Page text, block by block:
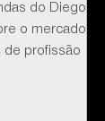
do Diego
o mercado
de profissão